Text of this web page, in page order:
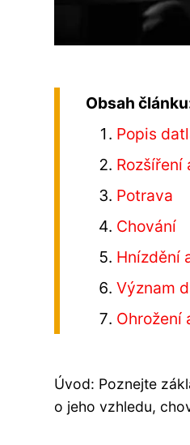
Obsah
Popis
Rozšíření
Potrava
Chování
Hnízdění
Význam
Ohrožení
Úvod: Poznejte
o jeho vzhledu,